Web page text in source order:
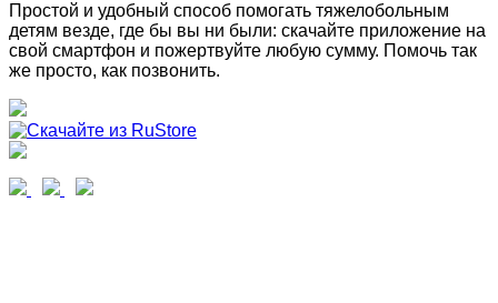
Простой и удобный способ помогать тяжелобольным
детям везде, где бы вы ни были: скачайте приложение на
свой смартфон и пожертвуйте любую сумму. Помочь так
же просто, как позвонить.